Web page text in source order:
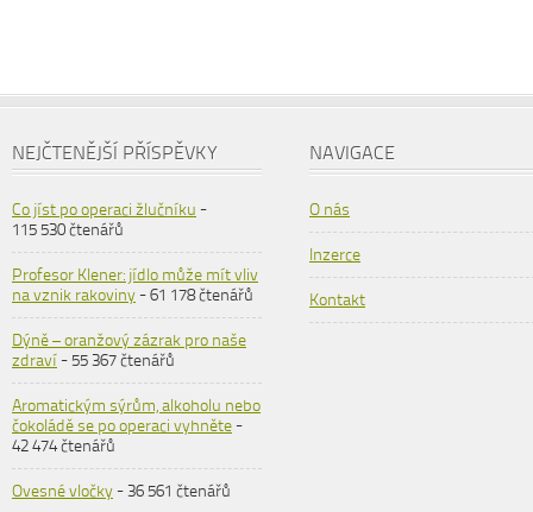
NEJČTENĚJŠÍ PŘÍSPĚVKY
Co jíst po operaci žlučníku -
115 530 čtenářů
Profesor Klener: jídlo může mít vliv
na vznik rakoviny- 61 178 čtenářů
Dýně – oranžový zázrak pro naše
zdraví- 55 367 čtenářů
Aromatickým sýrům, alkoholu nebo
čokoládě se po operaci vyhněte-
42 474 čtenářů
Ovesné vločky- 36 561 čtenářů
NAVIGACE
O nás
Inzerce
Kontakt